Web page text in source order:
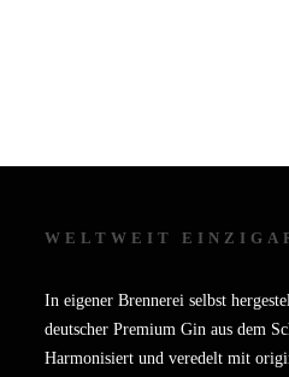
WELTWEIT
In eigener Brennerei selbst
deutscher Premium Gin aus dem
Harmonisiert und veredelt mit